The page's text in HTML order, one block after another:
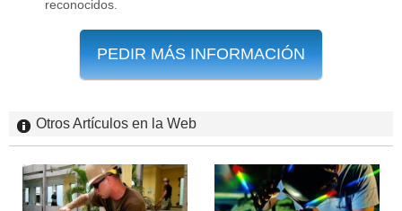
reconocidos.
PEDIR MÁS INFORMACIÓN
Otros Artículos en la Web